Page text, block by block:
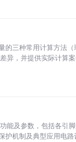
的三种常用计算方法
异，并提供实际计算
能及参数，包括各引
护机制及典型应用电